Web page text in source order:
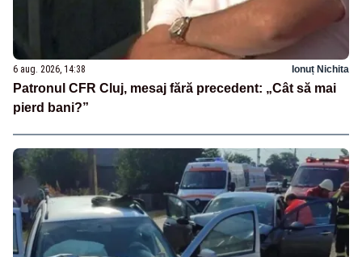
6 aug. 2026, 14:38 Ionuț Nichita
Patronul CFR Cluj, mesaj fără precedent: „Cât să mai
pierd bani?”